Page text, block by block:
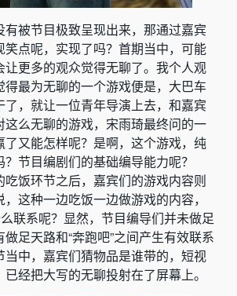
有被节目极致呈现出来，那通过嘉宾
笑点呢，实现了吗？首期当中，可能
让更多的观众觉得无聊了。我个人观
最为无聊的一个游戏便是，大巴车
了，就让一位青年导演上去，和嘉宾
这么无聊的游戏，宋雨琦最终问的一
又能怎样呢？是啊，这个游戏，纯
节目编剧们的基础编导能力呢？
饭环节之后，嘉宾们的游戏内容则
这种一边吃饭一边做游戏的内容，
联系呢？显然，节目编导们并未做足
足天路和“奔跑吧”之间产生有效联系
当中，嘉宾们猜物品是谁带的，短视
经把大写的无聊投射在了屏幕上。